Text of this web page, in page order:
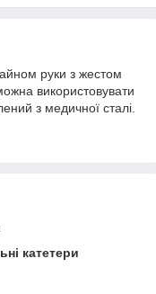
руки з жестом
використовувати
з медичної сталі.
катетери